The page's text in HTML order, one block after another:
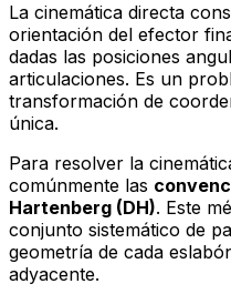
La cinemática directa
orientación del efector
dadas las posiciones
articulaciones. Es un
transformación de
única.
Para resolver la
comúnmente las
Hartenberg (DH). Este
conjunto sistemático de
geometría de cada
adyacente.